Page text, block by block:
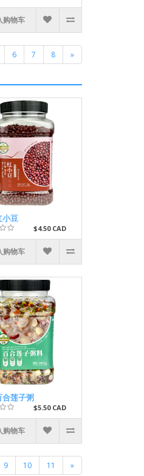
购物车
6 7 8 »
小豆
$4.50 CAD
购物车
合莲子粥
$5.50 CAD
购物车
9 10 11 »